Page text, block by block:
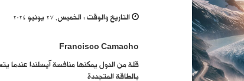
التاريخ والوقت :الخميس, 27 يونيو 2024
Francisco Camacho
قلة من الدول يمكنها منافسة آيسلندا عندما
بالطاقة المتجددة